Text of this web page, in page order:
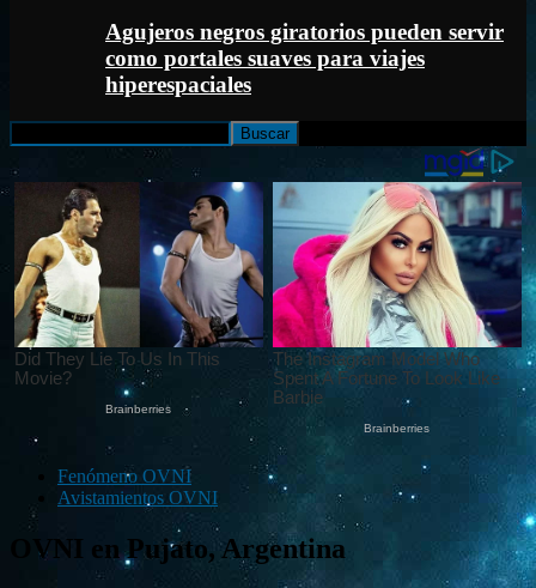
Agujeros negros giratorios pueden servir
como portales suaves para viajes
hiperespaciales
Fenómeno OVNI
Avistamientos OVNI
OVNI en Pujato, Argentina